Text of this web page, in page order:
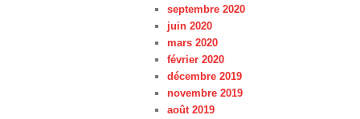
septembre 2020
juin 2020
mars 2020
février 2020
décembre 2019
novembre 2019
août 2019